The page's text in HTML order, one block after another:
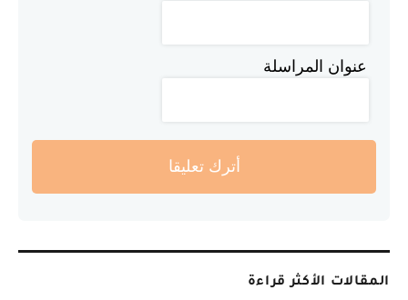
عنوان المراسلة
أترك تعليقا
المقالات الأكثر قراءة